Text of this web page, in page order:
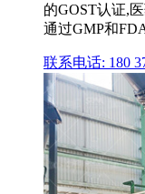
的GOST认证,
通过GMP和
联系电话: 180